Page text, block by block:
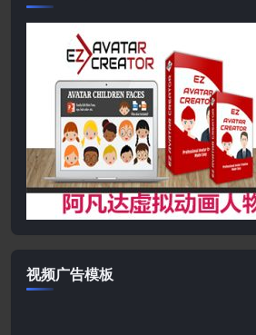
视频广告模板